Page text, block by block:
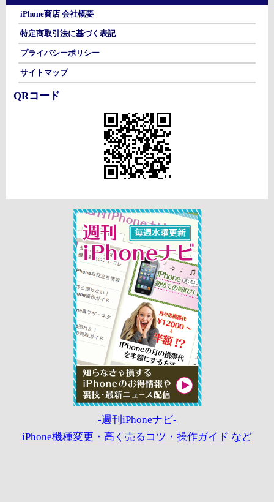
iPhone商店 会社概要
特定商取引法に基づく表記
プライバシーポリシー
サイトマップ
QRコード
-週刊iPhoneナビ-
iPhone機種変更・高く売るコツ・操作ガイド など